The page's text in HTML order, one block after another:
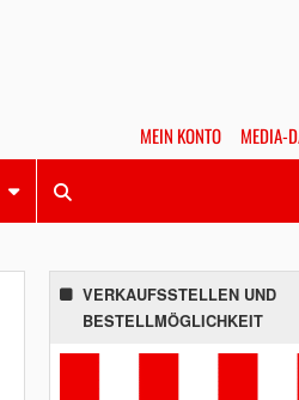
MEIN KONTO MEDIA-
VERKAUFSSTELLEN UND
BESTELLMÖGLICHKEIT